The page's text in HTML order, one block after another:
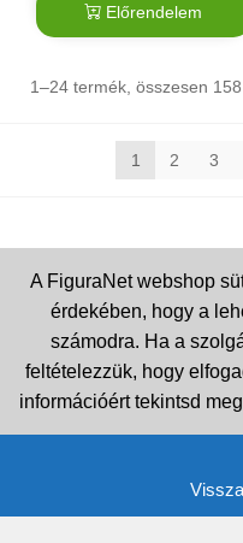
Előrendelem
1–24 termék, összesen
1 2 3
A FiguraNet webshop
érdekében, hogy a
számodra. Ha a
feltételezzük, hogy
információért tekintsd